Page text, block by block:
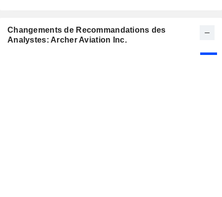
Changements de Recommandations des
Analystes: Archer Aviation Inc.